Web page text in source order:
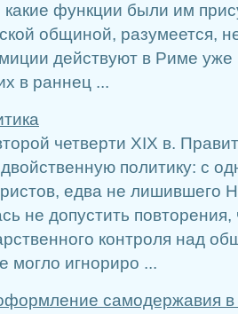
какие функции были им
общиной, разумеется,
действуют в Риме
в раннец ...
четверти XIX в.
политику: с
едва не лишившего
не допустить
контроля над
могло игнориро ...
самодержавия в